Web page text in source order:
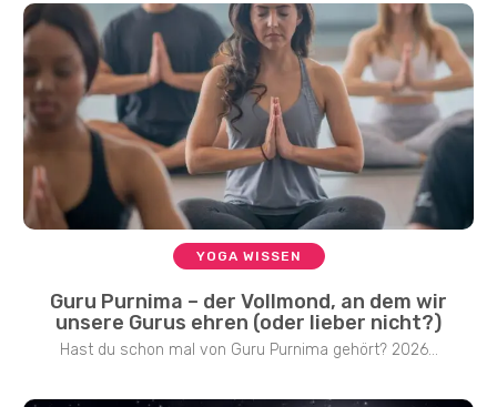
YOGA WISSEN
Guru Purnima – der Vollmond, an dem wir
unsere Gurus ehren (oder lieber nicht?)
Hast du schon mal von Guru Purnima gehört? 2026...